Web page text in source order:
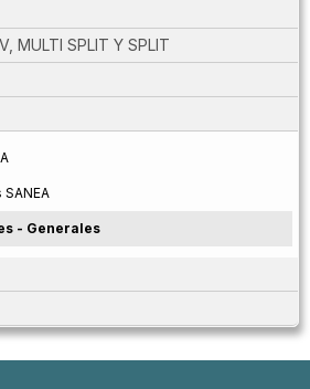
MULTI SPLIT Y SPLIT
- Generales